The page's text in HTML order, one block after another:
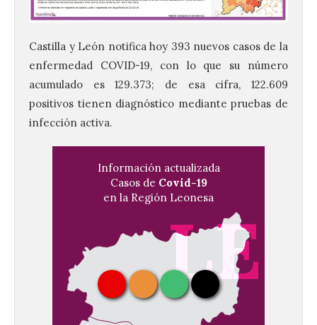
Castilla y León notifica hoy 393 nuevos casos de la
enfermedad COVID-19, con lo que su número
acumulado es 129.373; de esa cifra, 122.609
positivos tienen diagnóstico mediante pruebas de
infección activa.
Información actualizada
Casos de Covid-19
en la Región Leonesa
LE